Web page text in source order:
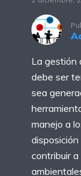
La gestión
debe ser
sea
manejo a
contribuir